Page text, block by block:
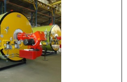
itens como
a gás 26 litros e
a gás 30 litros com
precisão.Para uma maior
a empresa busca investir
do mercado, e em